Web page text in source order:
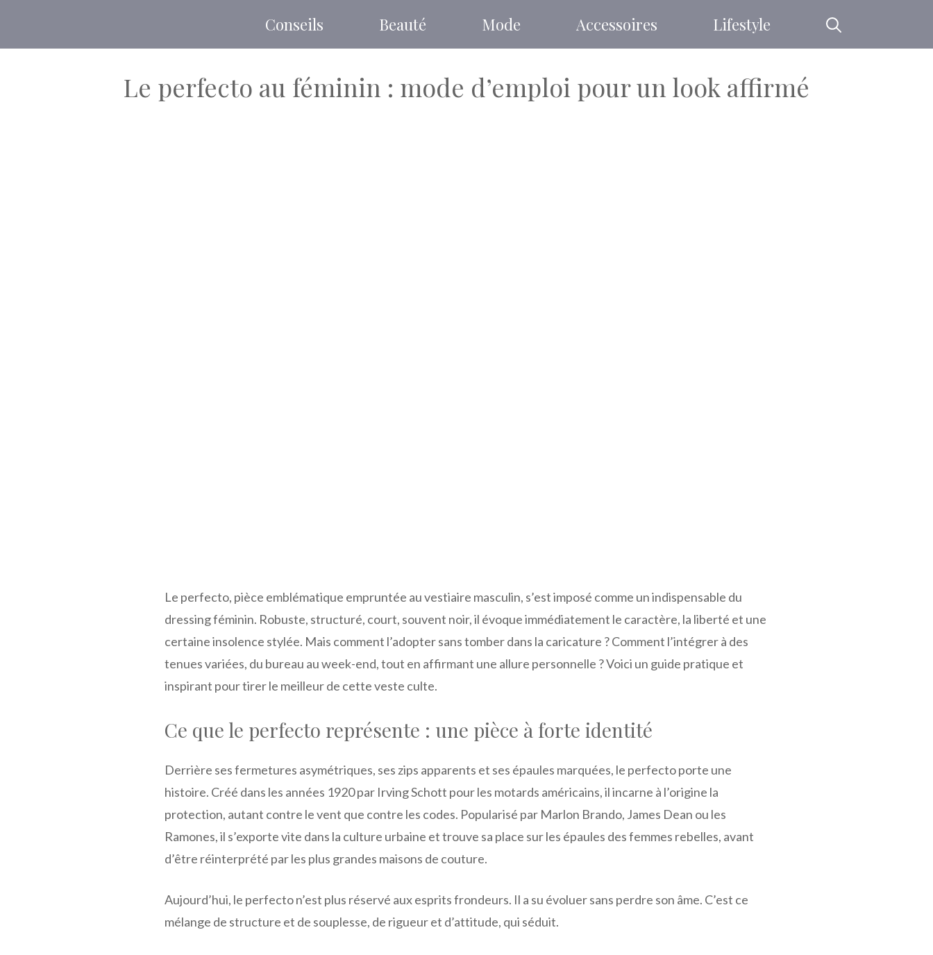
Conseils Beauté Mode Accessoires Lifestyle
Le perfecto au féminin : mode d’emploi pour un look affirmé
Le perfecto, pièce emblématique empruntée au vestiaire masculin, s’est imposé comme un indispensable du
dressing féminin. Robuste, structuré, court, souvent noir, il évoque immédiatement le caractère, la liberté et une
certaine insolence stylée. Mais comment l’adopter sans tomber dans la caricature ? Comment l’intégrer à des
tenues variées, du bureau au week-end, tout en affirmant une allure personnelle ? Voici un guide pratique et
inspirant pour tirer le meilleur de cette veste culte.
Ce que le perfecto représente : une pièce à forte identité
Derrière ses fermetures asymétriques, ses zips apparents et ses épaules marquées, le perfecto porte une
histoire. Créé dans les années 1920 par Irving Schott pour les motards américains, il incarne à l’origine la
protection, autant contre le vent que contre les codes. Popularisé par Marlon Brando, James Dean ou les
Ramones, il s’exporte vite dans la culture urbaine et trouve sa place sur les épaules des femmes rebelles, avant
d’être réinterprété par les plus grandes maisons de couture.
Aujourd’hui, le perfecto n’est plus réservé aux esprits frondeurs. Il a su évoluer sans perdre son âme. C’est ce
mélange de structure et de souplesse, de rigueur et d’attitude, qui séduit.